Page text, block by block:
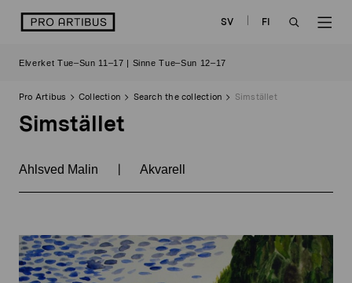
logo SV
FI
Elverket Tue–Sun 11–17 | Sinne Tue–Sun 12–17
Pro Artibus Collection Search the collection Simstället
Simstället
Ahlsved Malin | Akvarell